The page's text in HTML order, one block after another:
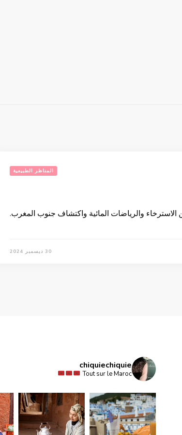
المناظر الطبيعية
الاسترخاء والرياضات المائية واكتشاف جنوب المغرب.
30 ديسمبر 2024
chiquiechiquie
Tout sur le Maroc
Le Maroc, un carrefour de civilisations à traver